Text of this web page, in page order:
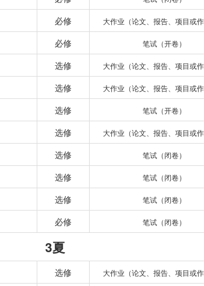
必修 大作业（论文、报告、项目或作
必修 笔试（开卷）
选修 大作业（论文、报告、项目或作
选修 大作业（论文、报告、项目或作
选修 笔试（开卷）
选修 大作业（论文、报告、项目或作
选修 笔试（闭卷）
选修 笔试（闭卷）
选修 笔试（闭卷）
必修 笔试（闭卷）
3夏
选修 大作业（论文、报告、项目或作